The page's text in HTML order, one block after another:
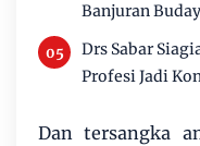
Banjuran
Drs Sabar
Profesi Jadi
Dan tersangka